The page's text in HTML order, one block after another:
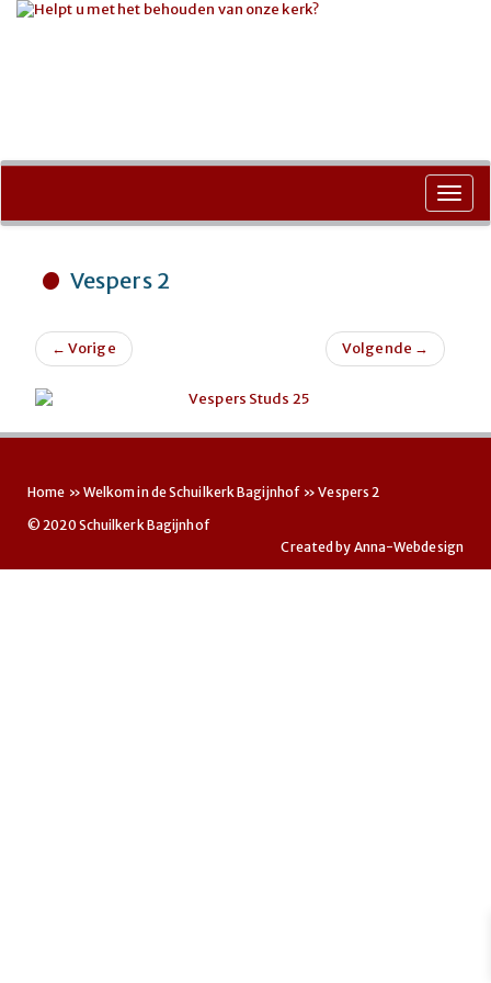
Ga
Vespers 2
← Vorige Volgende →
Home » Welkom in de Schuilkerk Bagijnhof »Vespers 2
© 2020 Schuilkerk Bagijnhof
Created by Anna-Webdesign